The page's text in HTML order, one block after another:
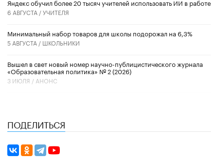
​Яндекс обучил более 20 тысяч учителей использовать ИИ в работе
6 АВГУСТА /УЧИТЕЛЯ
Минимальный набор товаров для школы подорожал на 6,3%
5 АВГУСТА / ШКОЛЬНИКИ
Вышел в свет новый номер научно-публицистического журнала
«Образовательная политика» № 2 (2026)
3 ИЮЛЯ / АНОНС
ПОДЕЛИТЬСЯ